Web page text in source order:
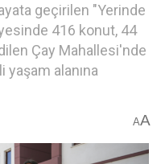
geçirilen "Yerinde
416 konut, 44
Çay Mahallesi'nde
alanına
AA